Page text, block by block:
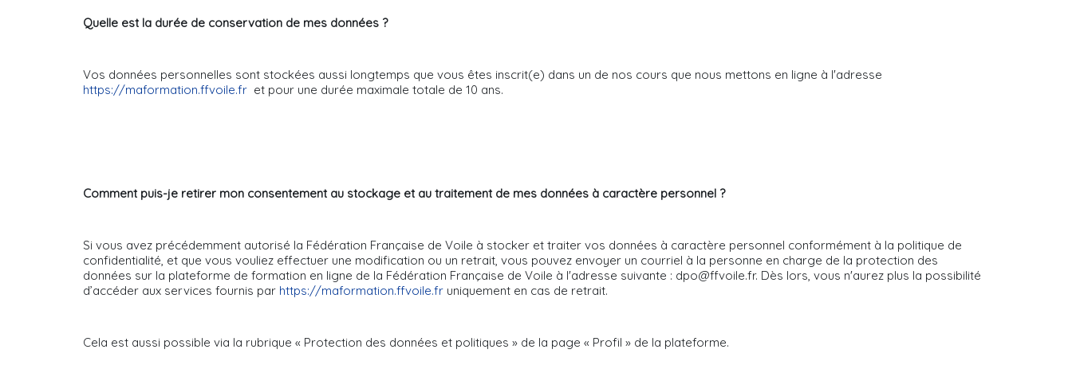
Quelle est la durée de conservation de mes données ?
Vos données personnelles sont stockées aussi longtemps que vous êtes inscrit(e) dans un de nos cours que nous mettons en ligne à l'adresse
https://maformation.ffvoile.fr et pour une durée maximale totale de 10 ans.
Comment puis-je retirer mon consentement au stockage et au traitement de mes données à caractère personnel ?
Si vous avez précédemment autorisé la Fédération Française de Voile à stocker et traiter vos données à caractère personnel conformément à la politique de
confidentialité, et que vous vouliez effectuer une modification ou un retrait, vous pouvez envoyer un courriel à la personne en charge de la protection des
données sur la plateforme de formation en ligne de la Fédération Française de Voile à l'adresse suivante : dpo@ffvoile.fr. Dès lors, vous n'aurez plus la possibilité
d’accéder aux services fournis par https://maformation.ffvoile.fr uniquement en cas de retrait.
Cela est aussi possible via la rubrique « Protection des données et politiques » de la page « Profil » de la plateforme.